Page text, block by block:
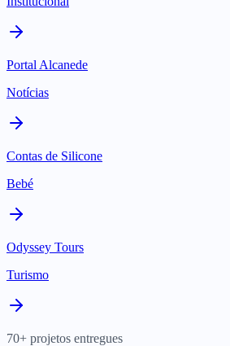
Portal Alcanede
Notícias
Contas de Silicone
Bebé
Odyssey Tours
Turismo
70+ projetos entregues